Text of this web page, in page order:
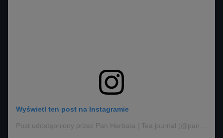
Wyświetl ten post na Instagramie